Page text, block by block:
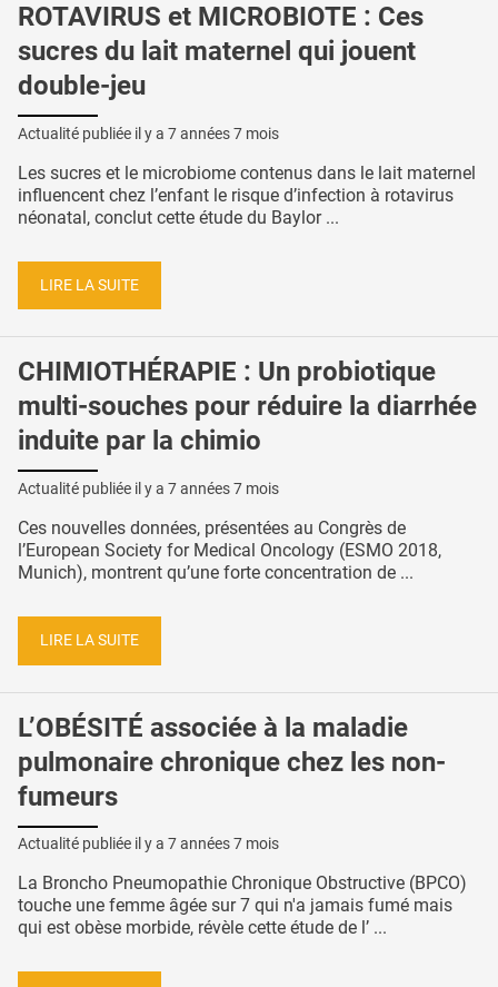
ROTAVIRUS et MICROBIOTE : Ces
sucres du lait maternel qui jouent
double-jeu
Actualité publiée il y a 7 années 7 mois
Les sucres et le microbiome contenus dans le lait maternel
influencent chez l’enfant le risque d’infection à rotavirus
néonatal, conclut cette étude du Baylor ...
LIRE LA SUITE
CHIMIOTHÉRAPIE : Un probiotique
multi-souches pour réduire la diarrhée
induite par la chimio
Actualité publiée il y a 7 années 7 mois
Ces nouvelles données, présentées au Congrès de
l’European Society for Medical Oncology (ESMO 2018,
Munich), montrent qu’une forte concentration de ...
LIRE LA SUITE
L’OBÉSITÉ associée à la maladie
pulmonaire chronique chez les non-
fumeurs
Actualité publiée il y a 7 années 7 mois
La Broncho Pneumopathie Chronique Obstructive (BPCO)
touche une femme âgée sur 7 qui n'a jamais fumé mais
qui est obèse morbide, révèle cette étude de l’ ...